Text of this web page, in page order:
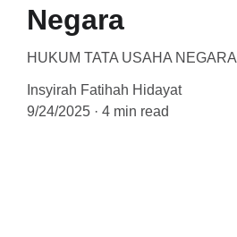
Negara
HUKUM TATA USAHA NEGARA
Insyirah Fatihah Hidayat
9/24/2025
4 min read